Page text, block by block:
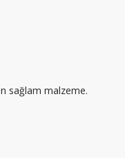
sağlam malzeme.